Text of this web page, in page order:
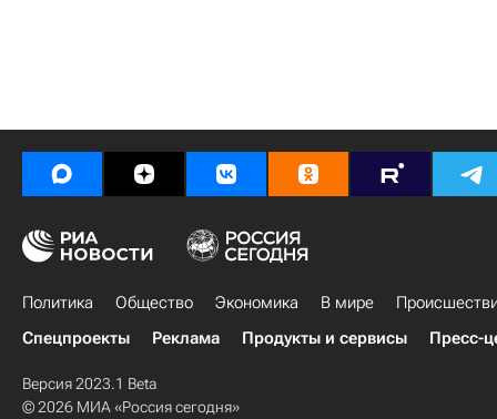
Политика Общество Экономика В мире
Спецпроекты
Реклама Продукты и сервисы Пресс-
Версия 2023.1 Beta
© 2026 МИА «Россия сегодня»